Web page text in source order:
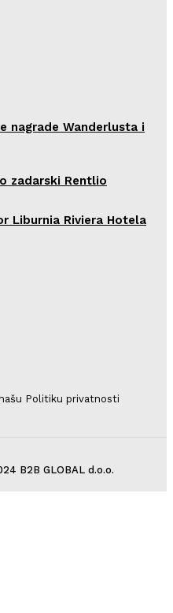
nagrade Wanderlusta i
zadarski Rentlio
Liburnia Riviera Hotela
Politiku privatnosti
B2B GLOBAL d.o.o.